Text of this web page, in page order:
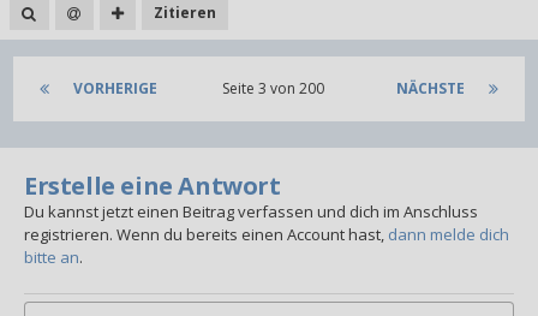
Zitieren
VORHERIGE NÄCHSTE
Seite 3 von 200
Erstelle eine Antwort
Du kannst jetzt einen Beitrag verfassen und dich im Anschluss
registrieren. Wenn du bereits einen Account hast, dann melde dich
bitte an.